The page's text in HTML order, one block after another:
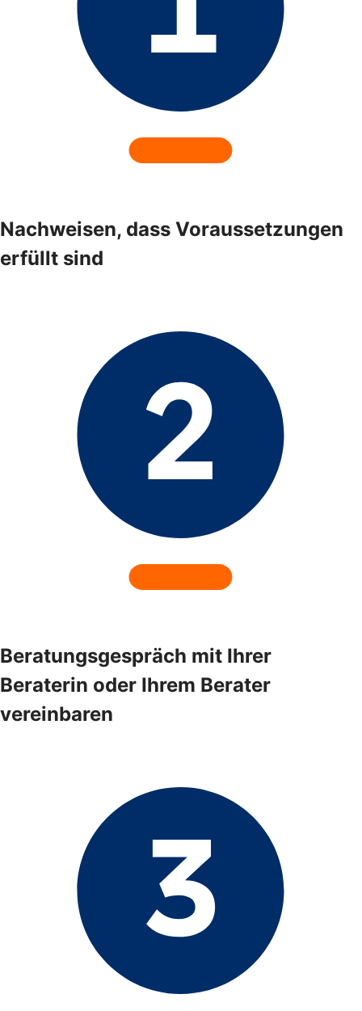
Nachweisen, dass Voraussetzungen
erfüllt sind
Beratungsgespräch mit Ihrer
Beraterin oder Ihrem Berater
vereinbaren